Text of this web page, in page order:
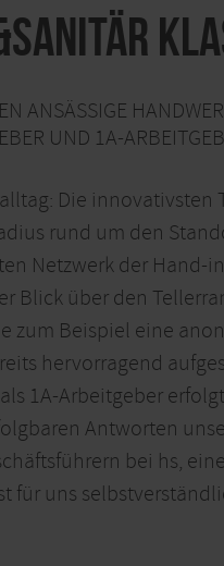
ANSÄSSIGE
UND 1A-
Die innovativsten
rund um den
Netzwerk der Hand-
Blick über den
zum Beispiel eine
hervorragend
1A-Arbeitgeber
Antworten
bei hs,
für uns